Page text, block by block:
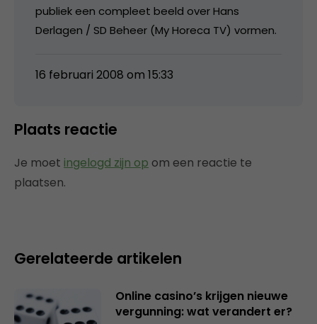
publiek een compleet beeld over Hans
Derlagen / SD Beheer (My Horeca TV) vormen.
16 februari 2008 om 15:33
Plaats reactie
Je moet ingelogd zijn op om een reactie te
plaatsen.
Gerelateerde artikelen
Online casino’s krijgen nieuwe
vergunning: wat verandert er?